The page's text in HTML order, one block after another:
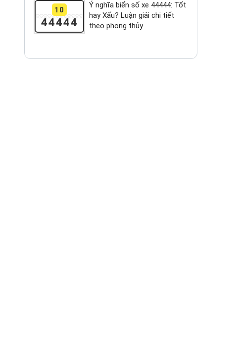
10
44444
Ý nghĩa biển số xe 44444: Tốt
hay Xấu? Luận giải chi tiết
theo phong thủy